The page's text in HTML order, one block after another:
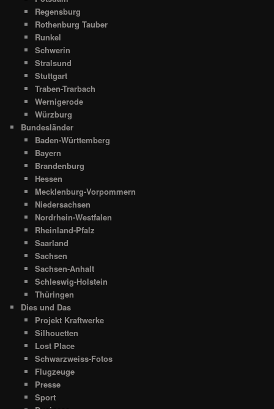
Regensburg
Rothenburg Tauber
Runkel
Schwerin
Stralsund
Stuttgart
Traben-Trarbach
Wernigerode
Würzburg
Bundesländer
Baden-Württemberg
Bayern
Brandenburg
Hessen
Mecklenburg-Vorpommern
Niedersachsen
Nordrhein-Westfalen
Rheinland-Pfalz
Saarland
Sachsen
Sachsen-Anhalt
Schleswig-Holstein
Thüringen
Dies und Das
Projekt Kraftwerke
Silhouetten
Lost Place
Schwarzweiss-Fotos
Flugzeuge
Presse
Sport